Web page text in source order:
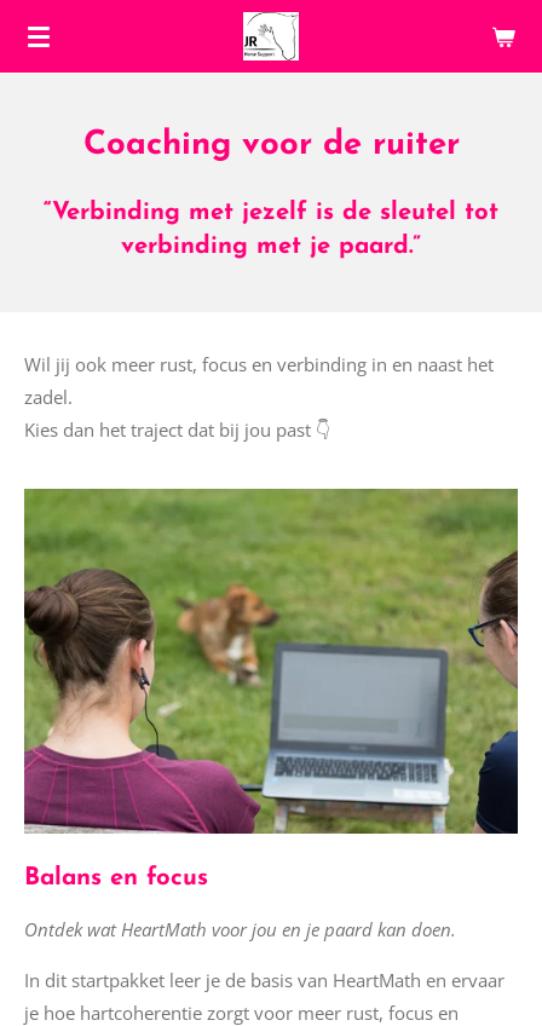
Ga
hoofdinhoudCoaching voor de ruiter
“Verbinding met jezelf is de sleutel tot
verbinding met je paard.”
Wil jij ook meer rust, focus en verbinding in en naast het
zadel.
Kies dan het traject dat bij jou past 👇
Balans en focus
Ontdek wat HeartMath voor jou en je paard kan doen.
In dit startpakket leer je de basis van HeartMath en ervaar
je hoe hartcoherentie zorgt voor meer rust, focus en